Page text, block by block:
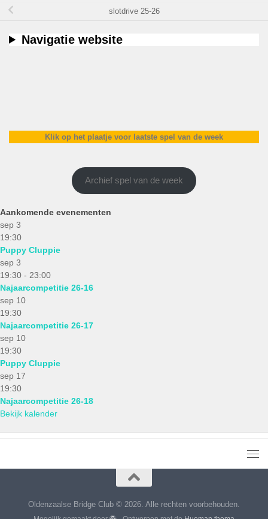
slotdrive 25-26
Navigatie website
Klik op het plaatje voor laatste spel van de week
Archief spel van de week
Aankomende evenementen
sep 3
19:30
Puppy Cluppie
sep 3
19:30 - 23:00
Najaarcompetitie 26-16
sep 10
19:30
Najaarcompetitie 26-17
sep 10
19:30
Puppy Cluppie
sep 17
19:30
Najaarcompetitie 26-18
Bekijk kalender
Oldenzaalse Bridge Club © 2026. Alle rechten voorbehouden.